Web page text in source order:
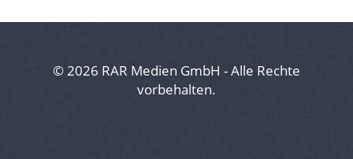
© 2026 RAR Medien GmbH - Alle Rechte
vorbehalten.